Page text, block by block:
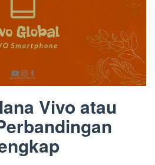
Vivo atau